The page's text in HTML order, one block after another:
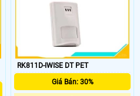
RK811D-IWISE DT PET
Giá Bán: 30%